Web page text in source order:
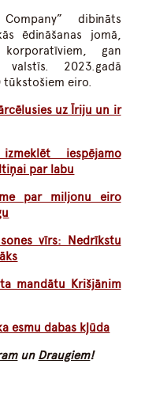
dibināts
ēdināšanas jomā,
gan
valstīs. 2023.gadā
tūkstošiem eiro.
uz Īriju un ir
iespējamo
par labu
par miljonu eiro
vīrs: Nedrīkstu
mandātu Krišjānim
esmu dabas kļūda
un Draugiem!